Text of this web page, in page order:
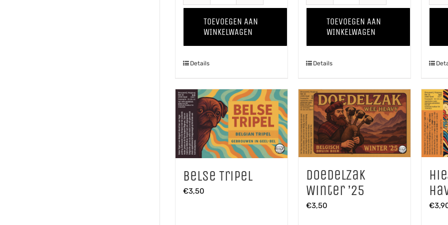
glas
TOEVOEGEN AAN
WINKELWAGEN
Details
aantal
TOEVOEGEN AAN
WINKELWAGEN
Details
Belse Tripel
€3,50
Doedelzak
Winter ’25
€3,50 €